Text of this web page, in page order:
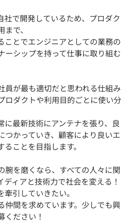
で開発しているため、プロダク
で、
ことでエンジニアとしての業務の
ーシップを持って仕事に取り組む
が最も適切だと思われる仕組み
ロダクトや利用目的ごとに使い分
に最新技術にアンテナを張り、良
つかっていき、顧客により良いエ
ことを目指します。
腕を磨くなら、すべての人々に関
ィアと技術力で社会を変える！
引していきたい。
仲間を求めています。少しでも興
ください！